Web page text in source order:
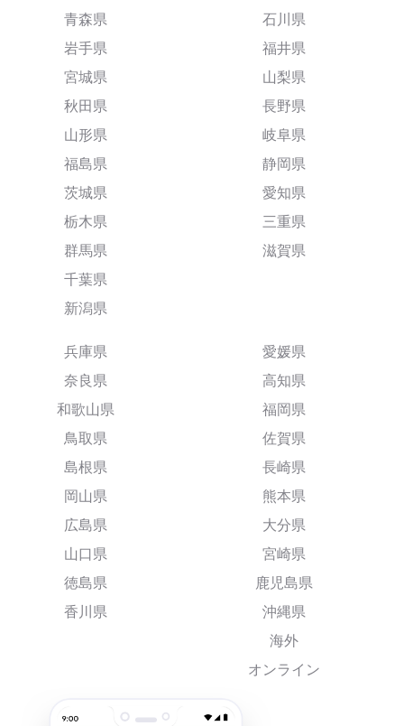
青森県
岩手県
宮城県
秋田県
山形県
福島県
茨城県
栃木県
群馬県
千葉県
新潟県
石川県
福井県
山梨県
長野県
岐阜県
静岡県
愛知県
三重県
滋賀県
兵庫県
奈良県
和歌山県
鳥取県
島根県
岡山県
広島県
山口県
徳島県
香川県
愛媛県
高知県
福岡県
佐賀県
長崎県
熊本県
大分県
宮崎県
鹿児島県
沖縄県
海外
オンライン